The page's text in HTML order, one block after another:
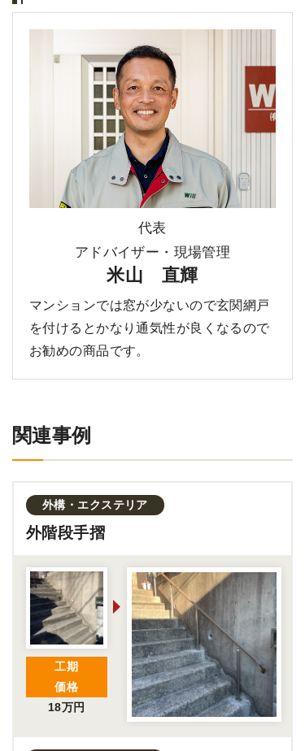
代表
アドバイザー・現場管理
米山 直輝
マンションでは窓が少ないので玄関網戸
を付けるとかなり通気性が良くなるので
お勧めの商品です。
関連事例
外構・エクステリア
外階段手摺
工期
価格
18万円